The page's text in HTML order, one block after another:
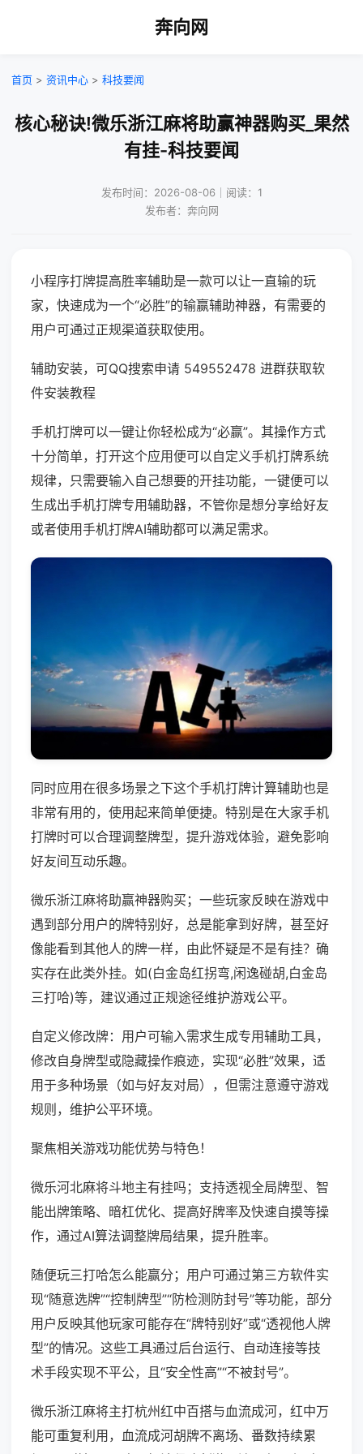
奔向网
首页 > 资讯中心 > 科技要闻
核心秘诀!微乐浙江麻将助赢神器购买_果然
有挂-科技要闻
发布时间：2026-08-06｜阅读：1
发布者：奔向网
小程序打牌提高胜率辅助是一款可以让一直输的玩
家，快速成为一个“必胜”的输赢辅助神器，有需要的
用户可通过正规渠道获取使用。
辅助安装，可QQ搜索申请 549552478 进群获取软
件安装教程
手机打牌可以一键让你轻松成为“必赢”。其操作方式
十分简单，打开这个应用便可以自定义手机打牌系统
规律，只需要输入自己想要的开挂功能，一键便可以
生成出手机打牌专用辅助器，不管你是想分享给好友
或者使用手机打牌AI辅助都可以满足需求。
同时应用在很多场景之下这个手机打牌计算辅助也是
非常有用的，使用起来简单便捷。特别是在大家手机
打牌时可以合理调整牌型，提升游戏体验，避免影响
好友间互动乐趣。
微乐浙江麻将助赢神器购买；一些玩家反映在游戏中
遇到部分用户的牌特别好，总是能拿到好牌，甚至好
像能看到其他人的牌一样，由此怀疑是不是有挂？确
实存在此类外挂。如(白金岛红拐弯,闲逸碰胡,白金岛
三打哈)等，建议通过正规途径维护游戏公平。
自定义修改牌：用户可输入需求生成专用辅助工具，
修改自身牌型或隐藏操作痕迹，实现“必胜”效果，适
用于多种场景（如与好友对局），但需注意遵守游戏
规则，维护公平环境。
聚焦相关游戏功能优势与特色！
微乐河北麻将斗地主有挂吗；支持透视全局牌型、智
能出牌策略、暗杠优化、提高好牌率及快速自摸等操
作，通过AI算法调整牌局结果，提升胜率。
随便玩三打哈怎么能赢分；用户可通过第三方软件实
现“随意选牌”“控制牌型”“防检测防封号”等功能，部分
用户反映其他玩家可能存在“牌特别好”或“透视他人牌
型”的情况。这些工具通过后台运行、自动连接等技
术手段实现不平公，且“安全性高”“不被封号”。
微乐浙江麻将主打杭州红中百搭与血流成河，红中万
能可重复利用，血流成河胡牌不离场、番数持续累